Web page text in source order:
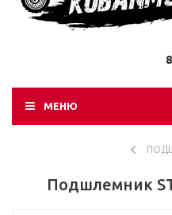
МЕНЮ
Подшлемник